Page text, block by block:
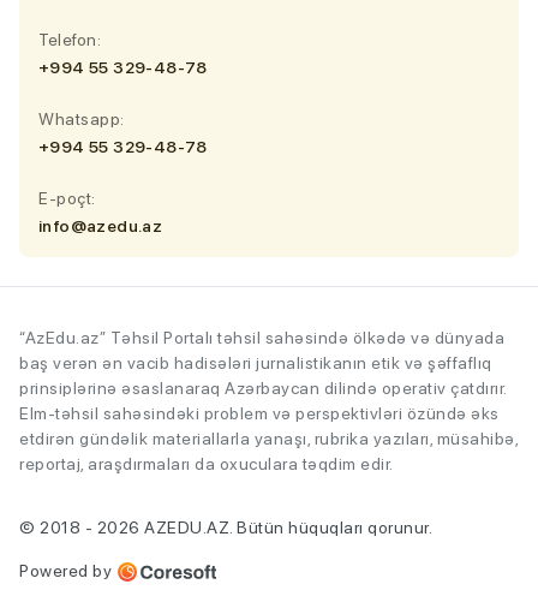
Telefon:
+994 55 329-48-78
Whatsapp:
+994 55 329-48-78
E-poçt:
info@azedu.az
“AzEdu.az” Təhsil Portalı təhsil sahəsində ölkədə və dünyada
baş verən ən vacib hadisələri jurnalistikanın etik və şəffaflıq
prinsiplərinə əsaslanaraq Azərbaycan dilində operativ çatdırır.
Elm-təhsil sahəsindəki problem və perspektivləri özündə əks
etdirən gündəlik materiallarla yanaşı, rubrika yazıları, müsahibə,
reportaj, araşdırmaları da oxuculara təqdim edir.
© 2018 - 2026 AZEDU.AZ. Bütün hüquqları qorunur.
Powered by